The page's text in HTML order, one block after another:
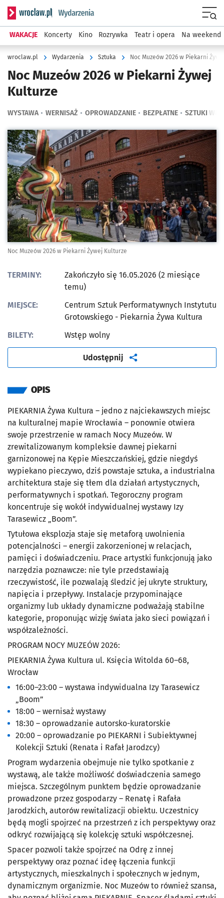
Serwis informacyjny wroclaw.pl podserwis: Wydarzenia
WAKACJE Koncerty Kino Rozrywka Teatr i opera Na weekend
wroclaw.pl Wydarzenia Sztuka Noc Muzeów 2026 w Piekarni
Noc Muzeów 2026 w Piekarni Żywej
Kulturze
WYSTAWA WERNISAŻ OPROWADZANIE BEZPŁATNE SZTUKI
Kliknij, aby powiększyć
Noc Muzeów 2026 w Piekarni Żywej Kulturze
TERMINY:
Zakończyło się 16.05.2026 (2 miesiące
temu)
MIEJSCE:
Centrum Sztuk Performatywnych Instytutu
Grotowskiego - Piekarnia Żywa Kultura
BILETY:
Wstęp wolny
Udostępnij artykuł
OPIS
PIEKARNIA Żywa Kultura – jedno z najciekawszych miejsc
na kulturalnej mapie Wrocławia – ponownie otwiera
swoje przestrzenie w ramach Nocy Muzeów. W
zrewitalizowanym kompleksie dawnej piekarni
garnizonowej na Kępie Mieszczańskiej, gdzie niegdyś
wypiekano pieczywo, dziś powstaje sztuka, a industrialna
architektura staje się tłem dla działań artystycznych,
performatywnych i spotkań. Tegoroczny program
koncentruje się wokół indywidualnej wystawy Izy
Tarasewicz „Boom”.
Tytułowa eksplozja staje się metaforą uwolnienia
potencjalności – energii zakorzenionej w relacjach,
pamięci i doświadczeniu. Prace artystki funkcjonują jako
narzędzia poznawcze: nie tyle przedstawiają
rzeczywistość, ile pozwalają śledzić jej ukryte struktury,
napięcia i przepływy. Instalacje przypominające
organizmy lub układy dynamiczne podważają stabilne
kategorie, proponując wizję świata jako sieci powiązań i
współzależności.
PROGRAM NOCY MUZEÓW 2026:
PIEKARNIA Żywa Kultura ul. Księcia Witolda 60–68,
Wrocław
16:00–23:00 – wystawa indywidualna Izy Tarasewicz
„Boom”
18:00 – wernisaż wystawy
18:30 – oprowadzanie autorsko-kuratorskie
20:00 – oprowadzanie po PIEKARNI i Subiektywnej
Kolekcji Sztuki (Renata i Rafał Jarodzcy)
Program wydarzenia obejmuje nie tylko spotkanie z
wystawą, ale także możliwość doświadczenia samego
miejsca. Szczególnym punktem będzie oprowadzanie
prowadzone przez gospodarzy – Renatę i Rafała
Jarodzkich, autorów rewitalizacji obiektu. Uczestnicy
będą mogli spojrzeć na przestrzeń z ich perspektywy oraz
odkryć rozwijającą się kolekcję sztuki współczesnej.
Spacer pozwoli także spojrzeć na Odrę z innej
perspektywy oraz poznać ideę łączenia funkcji
artystycznych, mieszkalnych i społecznych w jednym,
dynamicznym organizmie. Noc Muzeów to również szansa,